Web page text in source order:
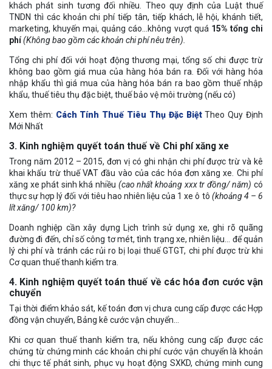
khách phát sinh tương đối nhiều. Theo quy định của Luật thuế
TNDN thì các khoản chi phí tiếp tân, tiếp khách, lễ hội, khánh tiết,
marketing, khuyến mại, quảng cáo…không vượt quá 15% tổng chi
phí(Không bao gồm các khoản chi phí nêu trên).
Tổng chi phí đối với hoạt động thương mại, tổng số chi được trừ
không bao gồm giá mua của hàng hóa bán ra. Đối với hàng hóa
nhập khẩu thì giá mua của hàng hóa bán ra bao gồm thuế nhập
khẩu, thuế tiêu thụ đặc biệt, thuế bảo vệ môi trường (nếu có)
Xem thêm: Cách Tính Thuế Tiêu Thụ Đặc BiệtTheo Quy Định
Mới Nhất
3. Kinh nghiệm quyết toán thuế về Chi phí xăng xe
Trong năm 2012 – 2015, đơn vị có ghi nhận chi phí được trừ và kê
khai khấu trừ thuế VAT đầu vào của các hóa đơn xăng xe. Chi phí
xăng xe phát sinh khá nhiều (cao nhất khoảng xxx tr đồng/ năm) có
thực sự hợp lý đối với tiêu hao nhiên liệu của 1 xe ô tô (khoảng 4 – 6
lít xăng/ 100 km)?
Doanh nghiệp cần xây dựng Lịch trình sử dụng xe, ghi rõ quãng
đường đi đến, chỉ số công tơ mét, tình trạng xe, nhiên liệu… để quản
lý chi phí và tránh các rủi ro bị loại thuế GTGT, chi phí được trừ khi
Cơ quan thuế thanh kiểm tra.
4. Kinh nghiệm quyết toán thuế về các hóa đơn cước vận
chuyển
Tại thời điểm khảo sát, kế toán đơn vị chưa cung cấp được các Hợp
đồng vận chuyển, Bảng kê cước vận chuyển…
Khi cơ quan thuế thanh kiểm tra, nếu không cung cấp được các
chứng từ chứng minh các khoản chi phí cước vận chuyển là khoản
chi thực tế phát sinh, phục vụ hoạt động SXKD, chứng minh cung